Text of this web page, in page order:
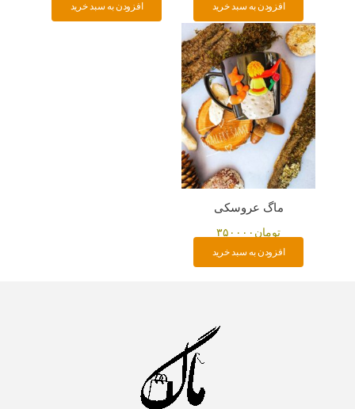
افزودن به سبد خرید افزودن به سبد خرید
ماگ عروسکی
تومان ۳۵۰۰۰۰
افزودن به سبد خرید